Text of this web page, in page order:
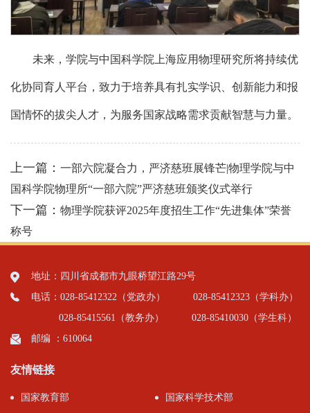
未来，学院与中国科学院上海应用物理研究所将持续优
化协同育人平台，致力于培养具有扎实学识、创新能力和报
国情怀的拔尖人才，为服务国家战略需求贡献智慧与力量。
上一篇： 一部六院凝合力，严济慈班展锋芒|物理学院与中
国科学院物理所“一部六院”严济慈班颁奖仪式举行
下一篇： 物理学院获评2025年度招生工作“先进集体”荣誉
称号
地址：四川省成都市九眼桥望江路29号
电话：028-85412322（党政办）
028-85412323（学科办）
028-85415561（教务办）
028-85410030（学生科）
邮编 ：610064
友情链接
国家教育部 国家科学技术部